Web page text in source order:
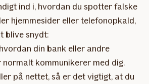
ind i, hvordan du spotter falske
hjemmesider eller telefonopkald,
blive snydt:
din bank eller andre
normalt kommunikerer med dig.
på nettet, så er det vigtigt, at du